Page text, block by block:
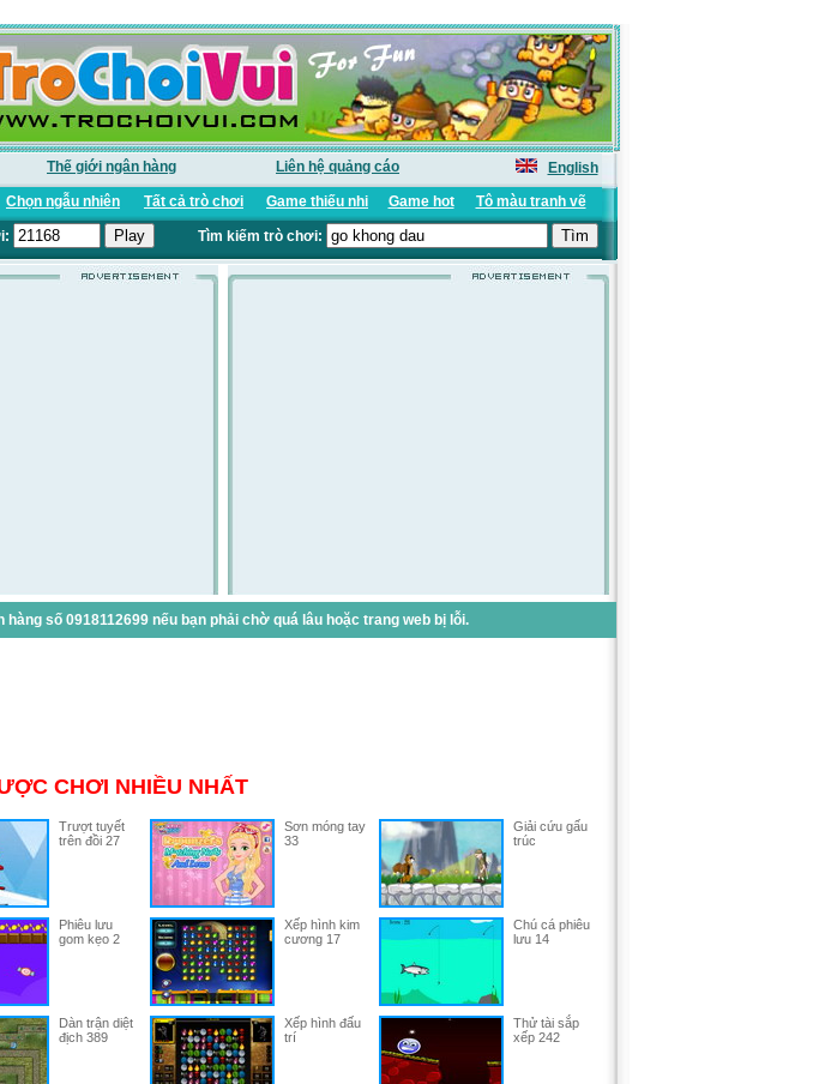
Thế giới ngân hàng Liên hệ quảng cáo
English
Chọn ngẫu nhiên Tất cả trò chơi Game thiếu nhi Game hot Tô màu tranh vẽ
Tìm kiếm trò chơi:
số 0918112699 nếu bạn phải chờ quá lâu hoặc trang web bị lỗi.
CHƠI NHIỀU NHẤT
Trượt tuyết
trên đồi 27
Sơn móng tay
33
Giải cứu gấu
trúc
Phiêu lưu
gom kẹo 2
Xếp hình kim
cương 17
Chú cá phiêu
lưu 14
Dàn trận diệt
địch 389
Xếp hình đấu
trí
Thử tài sắp
xếp 242